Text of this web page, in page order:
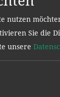
im
nutzen
Sie die
unsere